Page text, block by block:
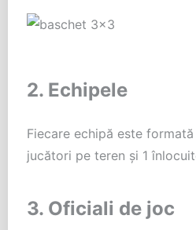
2. Echipele
Fiecare echipă este
jucători pe teren și 1
3. Oficiali de joc